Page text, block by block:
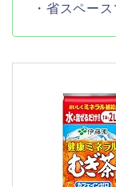
・省スペース